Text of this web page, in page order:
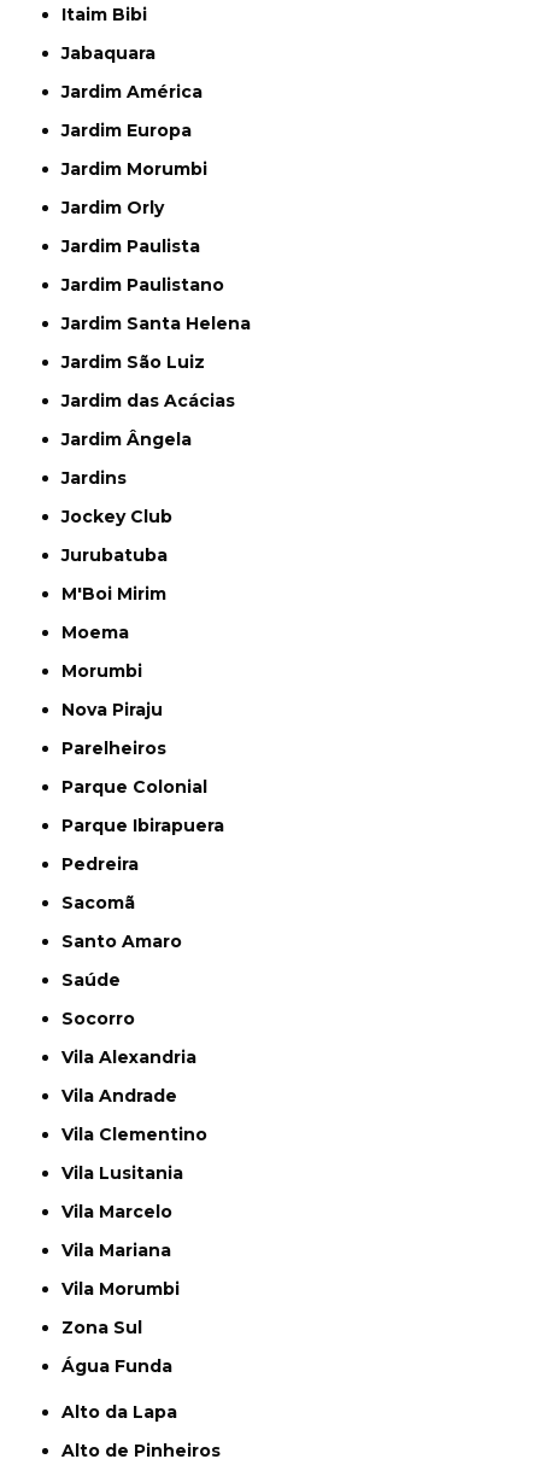
Itaim Bibi
Jabaquara
Jardim América
Jardim Europa
Jardim Morumbi
Jardim Orly
Jardim Paulista
Jardim Paulistano
Jardim Santa Helena
Jardim São Luiz
Jardim das Acácias
Jardim Ângela
Jardins
Jockey Club
Jurubatuba
M'Boi Mirim
Moema
Morumbi
Nova Piraju
Parelheiros
Parque Colonial
Parque Ibirapuera
Pedreira
Sacomã
Santo Amaro
Saúde
Socorro
Vila Alexandria
Vila Andrade
Vila Clementino
Vila Lusitania
Vila Marcelo
Vila Mariana
Vila Morumbi
Zona Sul
Água Funda
Alto da Lapa
Alto de Pinheiros